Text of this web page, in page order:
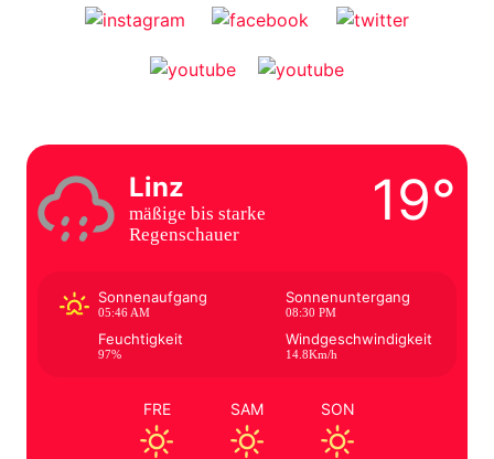
Linz
mäßige bis starke
Regenschauer
19°
Sonnenaufgang
05:46 AM
Sonnenuntergang
08:30 PM
Feuchtigkeit
97%
Windgeschwindigkeit
14.8Km/h
FRE SAM SON